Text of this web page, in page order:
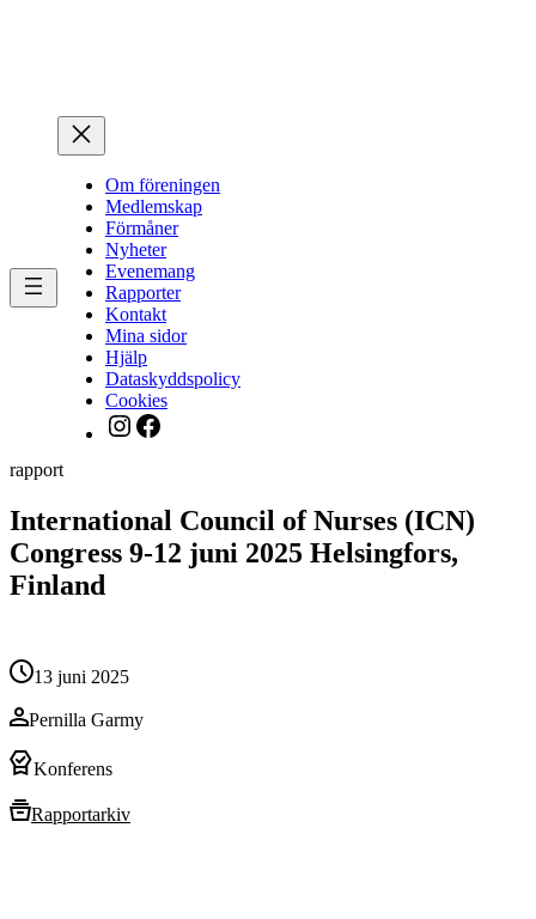
Om föreningen
Medlemskap
Förmåner
Nyheter
Evenemang
Rapporter
Kontakt
Mina sidor
Hjälp
Dataskyddspolicy
Cookies
Instagram
Facebook
rapport
International Council of Nurses (ICN)
Congress 9-12 juni 2025 Helsingfors,
Finland
13 juni 2025
Pernilla Garmy
Konferens
Rapportarkiv